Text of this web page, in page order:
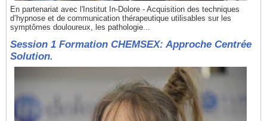
En partenariat avec l'Institut In-Dolore - Acquisition des techniques
d’hypnose et de communication thérapeutique utilisables sur les
symptômes douloureux, les pathologie...
Session 1 Formation CHEMSEX: Approche Centrée
Solution.